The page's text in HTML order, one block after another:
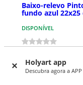
Holyart app
Descubra agora a
Baixo-relevo
fundo azul 22x25
DISPONÍVEL